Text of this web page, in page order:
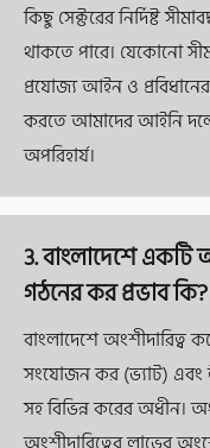
কিছু সেক্টরের নির্দিষ্ট
থাকতে পারে। যেকোনো
প্রযোজ্য আইন ও
করতে আমাদের আইনি
অপরিহার্য।
3. বাংলাদেশে একটি
গঠনের কর প্রভাব কি?
বাংলাদেশে
সংযোজন কর (ভ্যাট) এবং
সহ বিভিন্ন করের অধীন।